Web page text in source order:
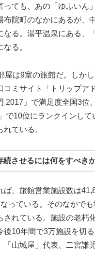
っても、あの「ゆふいん
布院町のなかにあるが、
なる。湯平温泉にある、
る。
屋は9室の旅館だ。しか
コミサイト「トリップア
2017」で満足度全国3位
で10位にランクインして
ている。
続させるには何をすべき
ば、旅館営業施設数は
っている。そのなかで
されている。施設の老朽
後10年間で3万施設を切
「山城屋」代表、二宮謙